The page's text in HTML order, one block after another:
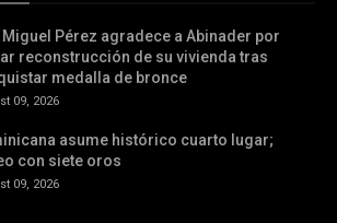
Miguel Pérez agradece a Abinader por
reconstrucción de su vivienda tras
medalla de bronce
09, 2026
asume histórico cuarto lugar;
con siete oros
09, 2026